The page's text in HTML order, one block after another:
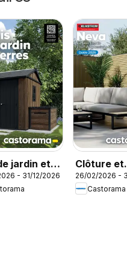
jardin et
- 31/12/2026
Clôture et
terrasse
26/02/2026 -
Castorama